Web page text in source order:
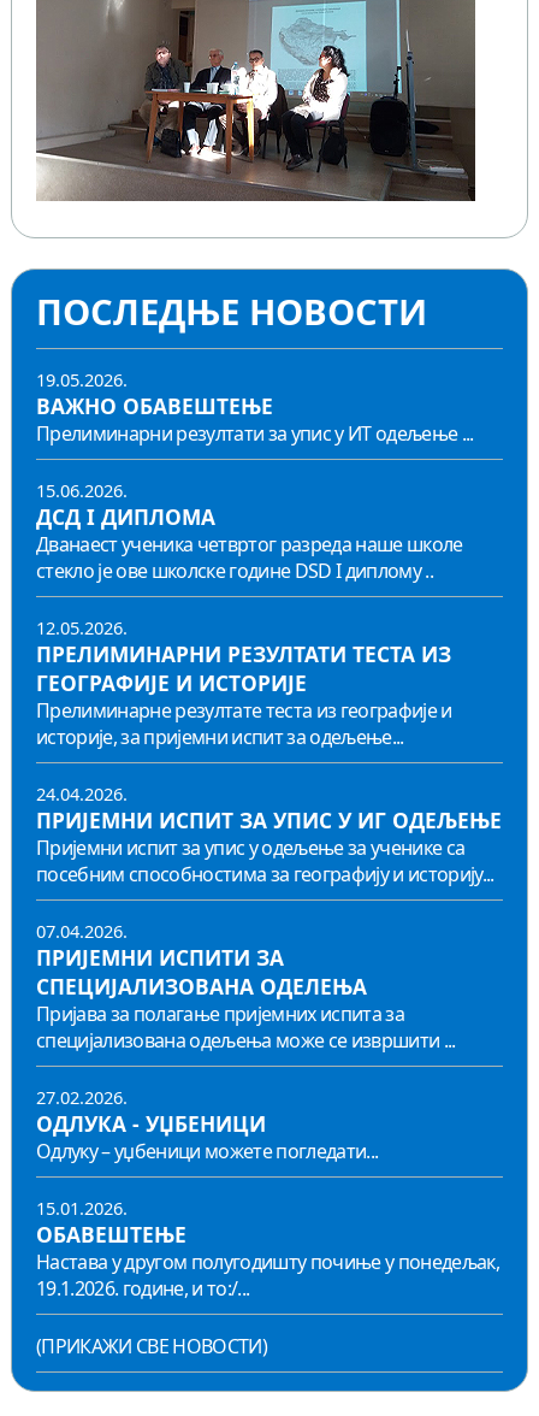
ПОСЛЕДЊЕ НОВОСТИ
19.05.2026.
ВАЖНО ОБАВЕШТЕЊЕ
Прелиминарни резултати за упис у ИТ одељење ...
15.06.2026.
ДСД I ДИПЛОМА
Дванаест ученика четвртог разреда наше школе
стекло је ове школске године DSD I диплому ..
12.05.2026.
ПРЕЛИМИНАРНИ РЕЗУЛТАТИ ТЕСТА ИЗ
ГЕОГРАФИЈЕ И ИСТОРИЈЕ
Прелиминарне резултате теста из географије и
историје, за пријемни испит за одељење...
24.04.2026.
ПРИЈЕМНИ ИСПИТ ЗА УПИС У ИГ ОДЕЉЕЊЕ
Пријемни испит за упис у одељење за ученике са
посебним способностима за географију и историју...
07.04.2026.
ПРИЈЕМНИ ИСПИТИ ЗА
СПЕЦИЈАЛИЗОВАНА ОДЕЛЕЊА
Пријава за полагање пријемних испита за
специјализована одељења може се извршити ...
27.02.2026.
ОДЛУКА - УЏБЕНИЦИ
Одлуку – уџбеници можете погледати...
15.01.2026.
ОБАВЕШТЕЊЕ
Настава у другом полугодишту почиње у понедељак,
19.1.2026. године, и то:/...
(ПРИКАЖИ СВЕ НОВОСТИ)